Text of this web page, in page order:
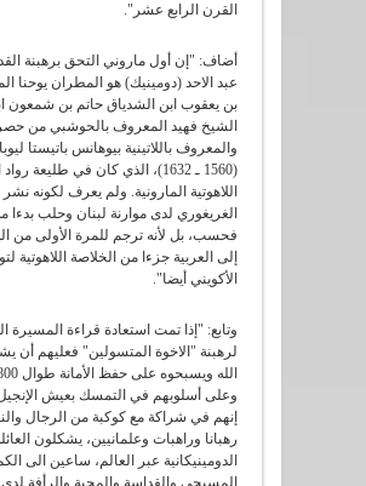
القرن الرابع عشر".
أضاف: "إن أول ماروني التحق برهبنة
عبد الاحد (دومينيك) هو المطران يوحنا
بن يعقوب ابن الشدياق حاتم بن شمعون
الشيخ فهيد المعروف بالحوشبي من
والمعروف باللاتينية بيوهانس باتيستا
(1560 ـ 1632)، الذي كان في طليعة
اللاهوتية المارونية. ولم يعرف لكونه نشر
فحسب، بل لأنه ترجم للمرة الأولى من
إلى العربية جزءا من الخلاصة اللاهوتية
الأكويني أيضا".
وتابع: "إذا تمت استعادة قراءة المسيرة
لرهبنة "الاخوة المتسولين" فعليهم أن
وعلى أسلوبهم في التمسك بعيش
إنهم في شراكة مع كوكبة من الرجال
رهبانا وراهبات وعلمانيين، يشكلون
الدومينيكانية عبر العالم، ساعين الى
المسيحي والقداسة والمحبة والرأفة